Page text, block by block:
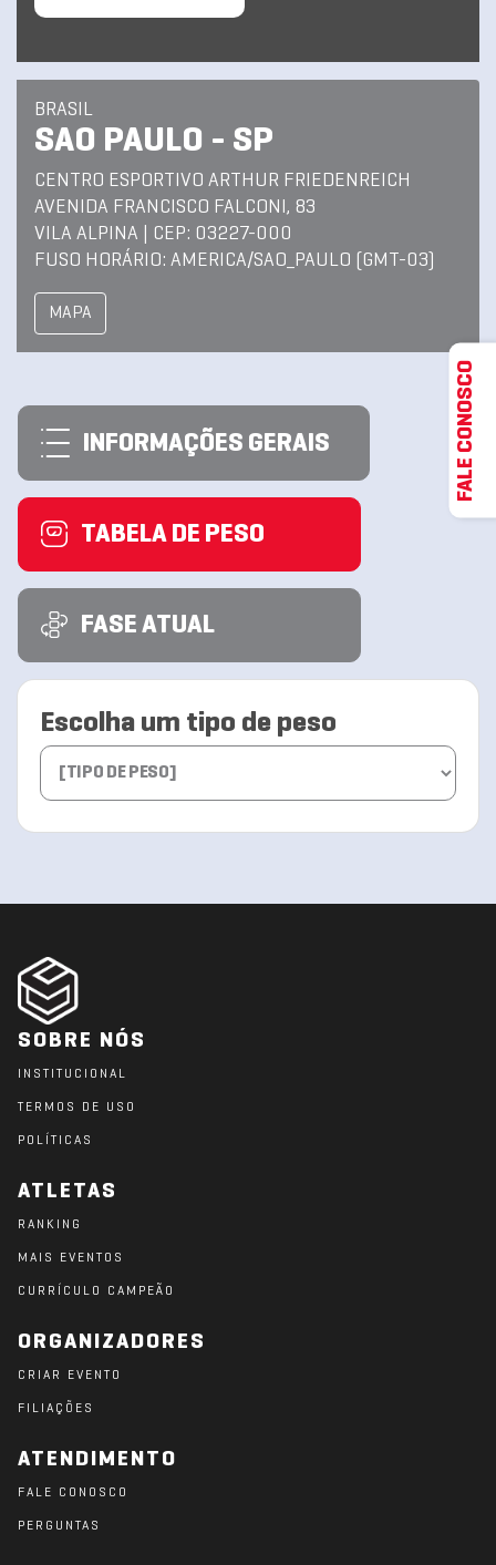
BRASIL
SAO PAULO - SP
CENTRO ESPORTIVO ARTHUR FRIEDENREICH
AVENIDA FRANCISCO FALCONI, 83
VILA ALPINA | CEP: 03227-000
FUSO HORÁRIO: AMERICA/SAO_PAULO (GMT-03)
MAPA
INFORMAÇÕES GERAIS
TABELA DE PESO
FASE ATUAL
Escolha um tipo de peso
SOBRE NÓS
INSTITUCIONAL
TERMOS DE USO
POLÍTICAS
ATLETAS
RANKING
MAIS EVENTOS
CURRÍCULO CAMPEÃO
ORGANIZADORES
CRIAR EVENTO
FILIAÇÕES
ATENDIMENTO
FALE CONOSCO
PERGUNTAS
FALE CONOSCO